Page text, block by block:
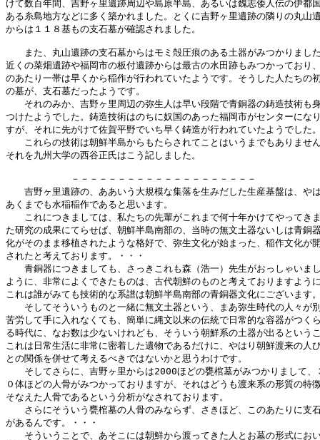
けて数百年間、吉野ヶ里遺跡周辺や島原半島、あるいは魏志倭人伝の伊都
ある糸島地方などに多く築かれました。とくに吉野ヶ里遺跡の隣りの丸山
からは１１８基もの支石墓が確認されました。
また、丸山遺跡の支石墓からはモミ殻圧痕のある土器がみつかりまし
近くの菜畑遺跡や福岡市の板付遺跡からは最古の水田跡もみつかっており
のあたり一帯は早くから稲作が行われていたようです。そうした人たちの
の墓が、支石墓だったようです。
それのみか、吉野ヶ里周辺の弥生人は早い段階で青銅器の鋳造技術も
つけたようでした。鋳造技術はのちに奴国のあった福岡市がセンターにな
すが、それに先がけて佐賀平野でいち早く鋳造が行われていたようでした
これらの技術は朝鮮半島からもたらされてことはいうまでもありませ
それを九州大学の西谷正氏はこう記しました。
－－－－－－－－－－－－－－－－－－－－
吉野ヶ里遺跡の、ああいう大規模な集落を生みだした生産基盤は、や
あくまでも水稲稲作であると思います。
これにつきましては、私たちの先輩がこれまで何十年かけてやってき
た研究の成果にてらせば、朝鮮半島南部の、当時の無文土器ないしは青銅
化がそのまま移植されたような格好で、弥生文化が始まった、稲作文化が
されたと考えております。・・・
青銅器につきましても、さっきこれも森（浩一）先生がおっしゃいま
ように、非常によくできたものは、古代朝鮮のものと考えておりますよう
これは誰がみても技術的な系譜は朝鮮半島南部の青銅器文化にございます
そしてそういうものと一緒に無文土器という、まあ弥生時代の人々が
苦労して手に入れなくても、簡単に縄文以来の伝統で日常的な容器がつく
る時代に、なお数は少ないけれども、そういう朝鮮系の土器が出るという
これは日常生活に非常に密着した遺物であるだけに、やはり朝鮮渡来の人
との関係を併せて考えるべきではないかと思うわけです。
そしてさらに、吉野ヶ里からは2000ほどの甕棺墓がみつかりまして、
０体ほどの人骨がみつかっておりますが、それはどうも渡来系の形質の特
そなえた人骨であるという分析がなされております。
さらにそういう甕棺墓の人骨のみならず、さきほど、このあたりに支
があるんです。・・・
そういうことで、あそこには朝鮮から渡ってきた人とお墓の形式にお